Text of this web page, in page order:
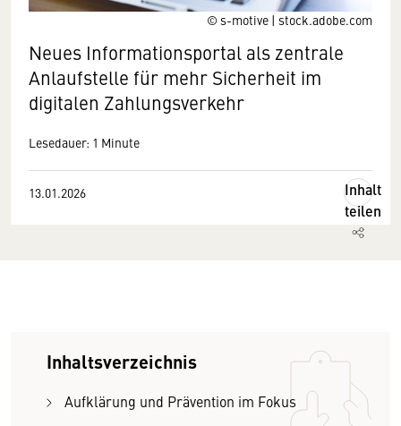
© s-motive | stock.adobe.com
Neues Informationsportal als zentrale
Anlaufstelle für mehr Sicherheit im
digitalen Zahlungsverkehr
Lesedauer: 1 Minute
13.01.2026
Inhalt
teilen
Inhaltsverzeichnis
Aufklärung und Prävention im Fokus